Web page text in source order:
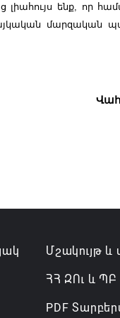
լիահույս ենք, որ
մարզական
Մշակույթ և
ՀՀ ԶՈւ և ՊԲ
PDF